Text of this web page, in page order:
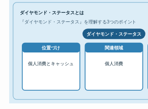
ダイヤモンド・ステータスとは
『ダイヤモンド・ステータス』を理解する3つのポイント
ダイヤモンド・ステータス
位置づけ
個人消費とキャッシュ
関連領域
個人消費